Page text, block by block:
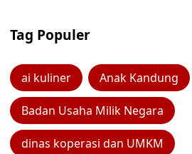
Tag Populer
ai kuliner Anak Kandung
Badan Usaha Milik Negara
dinas koperasi dan UMKM